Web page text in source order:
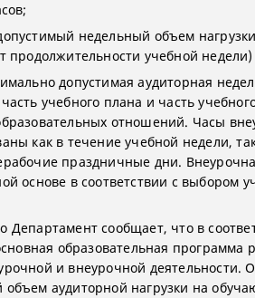
недельный объем
продолжительности учебной
допустимая аудиторная
учебного плана и часть
отношений. Часы
как в течение учебной недели,
праздничные дни.
основе в соответствии с выбором
Департамент сообщает, что в
образовательная программа
и внеурочной деятельности.
объем аудиторной нагрузки на